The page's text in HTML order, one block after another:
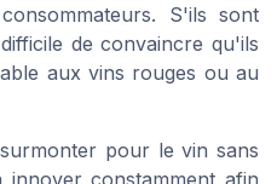
S'ils sont
de convaincre qu'ils
aux vins rouges ou au
pour levin sans